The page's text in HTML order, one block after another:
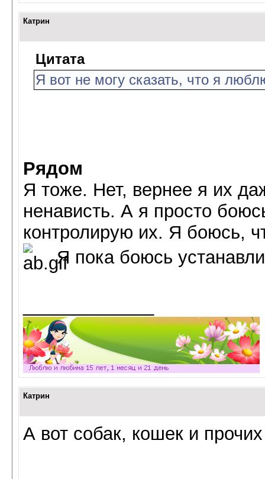
Катрин
Цитата
Я вот не могу сказать, что я
Рядом
Я тоже. Нет, вернее я их
ненависть. А я просто
контролирую их. Я боюсь,
Я пока боюсь
Катрин
А вот собак, кошек и